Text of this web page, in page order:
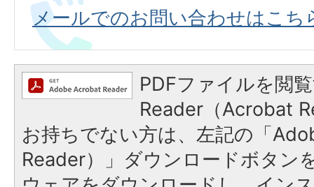
メールでのお問い合わせはこち
PDFファイルを閲
Reader（Acrobat
お持ちでない方は、左記の「
Reader）」ダウンロードボタン